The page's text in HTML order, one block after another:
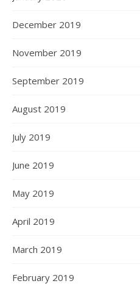
December 2019
November 2019
September 2019
August 2019
July 2019
June 2019
May 2019
April 2019
March 2019
February 2019